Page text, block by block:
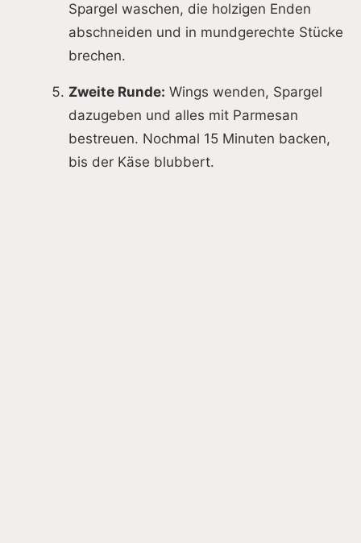
Spargel waschen, die holzigen Enden
abschneiden und in mundgerechte Stücke
brechen.
Zweite Runde: Wings wenden, Spargel
dazugeben und alles mit Parmesan
bestreuen. Nochmal 15 Minuten backen,
bis der Käse blubbert.